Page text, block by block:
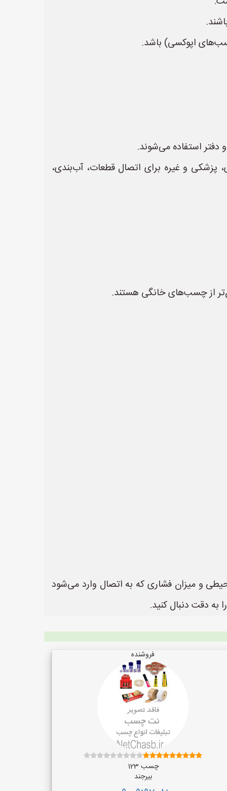
اپوکسی) باشد.
استفاده می‌شوند.
و غیره برای اتصال قطعات، آب‌بندی،
از چسب‌های خانگی هستند.
و میزان فشاری که به اتصال وارد می‌شود
دقت دنبال کنید.
فروشنده
چسب 123
بیرجند